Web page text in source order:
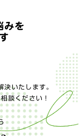
みを
決いたします。
談ください！